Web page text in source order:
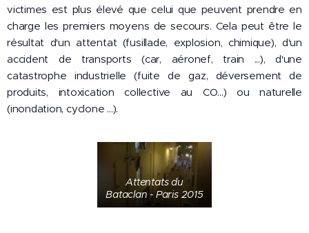
victimes est plus élevé que celui que peuvent prendre en
charge les premiers moyens de secours. Cela peut être le
résultat d'un attentat (fusillade, explosion, chimique), d'un
accident de transports (car, aéronef, train ...), d'une
catastrophe industrielle (fuite de gaz, déversement de
produits, intoxication collective au CO...) ou naturelle
(inondation, cyclone ...).
Attentats du
Bataclan - Paris 2015